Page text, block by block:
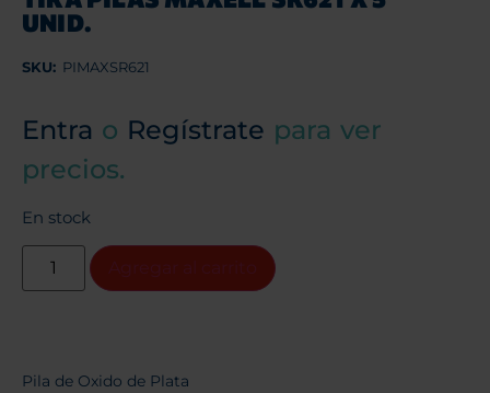
UNID.
SKU: PIMAXSR621
Entra o Regístrate para ver
precios.
En stock
Pila de Oxido de Plata